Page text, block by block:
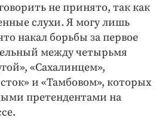
не принято, так как
слухи. Я могу лишь
накал борьбы за первое
между четырьмя
«Сахалинцем»,
и «Тамбовом», которых
претендентами на